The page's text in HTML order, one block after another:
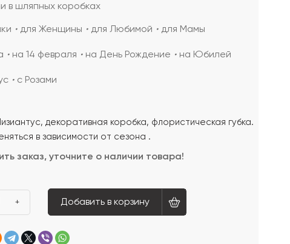
в шляпных коробках
для Женщины для Любимой для Мамы
на 14 февраля на День Рождение на Юбилей
с Розами
декоративная коробка, флористическая губка.
в зависимости от сезона .
заказ, уточните о наличии товара!
+ Добавить в корзину